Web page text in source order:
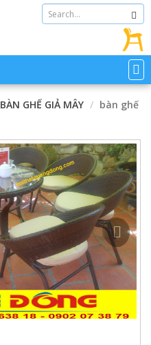
BÀN GHẾ GIẢ MÂY
bàn ghế